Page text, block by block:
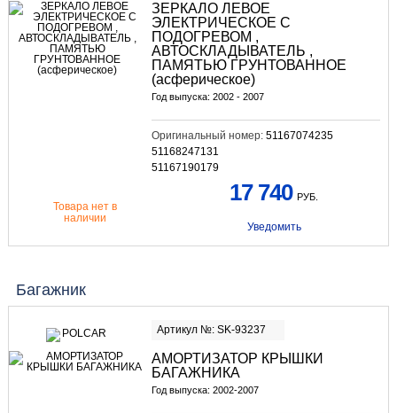
ЗЕРКАЛО ЛЕВОЕ
ЭЛЕКТРИЧЕСКОЕ С
ПОДОГРЕВОМ ,
АВТОСКЛАДЫВАТЕЛЬ ,
ПАМЯТЬЮ ГРУНТОВАННОЕ
(асферическое)
Год выпуска: 2002 - 2007
Оригинальный номер: 51167074235
51168247131
51167190179
Товара нет в
наличии
17 740 РУБ.
Уведомить
Багажник
Артикул №: SK-93237
АМОРТИЗАТОР КРЫШКИ
БАГАЖНИКА
Год выпуска: 2002-2007